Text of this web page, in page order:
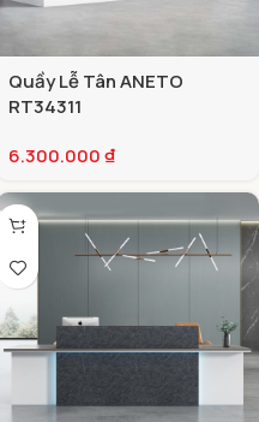
Quầy Lễ Tân ANETO
RT34311
6.300.000₫